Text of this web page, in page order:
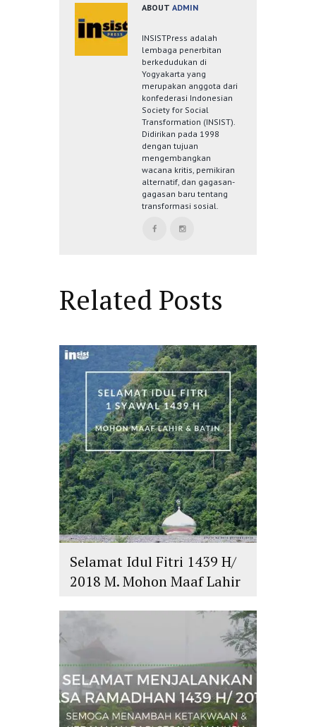
ABOUTADMIN
INSISTPress adalah
lembaga penerbitan
berkedudukan di
Yogyakarta yang
merupakan anggota dari
konfederasi Indonesian
Society for Social
Transformation (INSIST).
Didirikan pada 1998
dengan tujuan
mengembangkan
wacana kritis, pemikiran
alternatif, dan gagasan-
gagasan baru tentang
transformasi sosial.
Related Posts
Selamat Idul Fitri 1439 H/
2018 M. Mohon Maaf Lahir